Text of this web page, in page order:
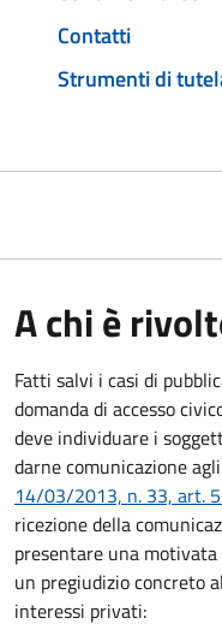
Contatti
Strumenti di
A chi è
Fatti salvi i casi di
domanda di accesso
deve individuare i
darne comunicazione
14/03/2013, n. 33, art.
ricezione della
presentare una motivata
un pregiudizio concreto
interessi privati: